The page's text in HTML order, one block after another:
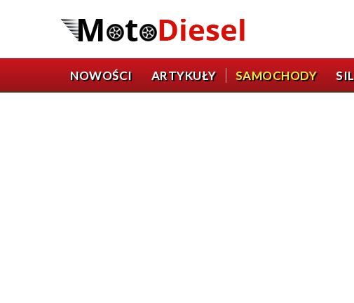
NOWOŚCI ARTYKUŁY SAMOCHODY